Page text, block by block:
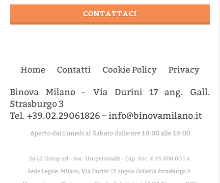
CONTATTACI
Home Contatti Cookie Policy Privacy
Binova Milano - Via Durini 17 ang. Gall.
Strasburgo 3
Tel. +39.02.29061826 – info@binovamilano.it
Aperto dal Lunedi al Sabato dalle ore 10:00 alle 19:00
by L2 Group srl - Soc. Unipersonale - Cap. Soc. € 65.000,00 i.v.
Sede Legale: Milano, Via Durini 17 angolo Galleria Strasburgo 3